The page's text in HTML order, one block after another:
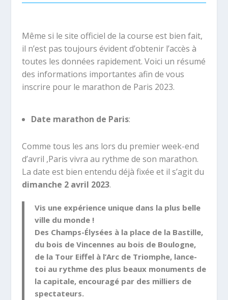
Même si le site officiel de la course est bien fait,
il n’est pas toujours évident d’obtenir l’accès à
toutes les données rapidement. Voici un résumé
des informations importantes afin de vous
inscrire pour le marathon de Paris 2023.
Date marathon de Paris:
Comme tous les ans lors du premier week-end
d’avril ,Paris vivra au rythme de son marathon.
La date est bien entendu déjà fixée et il s’agit du
dimanche 2 avril 2023.
Vis une expérience unique dans la plus belle
ville du monde !
Des Champs-Élysées à la place de la Bastille,
du bois de Vincennes au bois de Boulogne,
de la Tour Eiffel à l’Arc de Triomphe, lance-
toi au rythme des plus beaux monuments de
la capitale, encouragé par des milliers de
spectateurs.